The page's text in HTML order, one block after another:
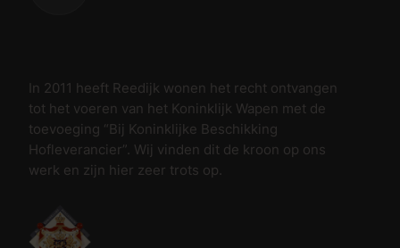
In 2011 heeft Reedijk wonen het recht ontvangen
tot het voeren van het Koninklijk Wapen met de
toevoeging “Bij Koninklijke Beschikking
Hofleverancier”. Wij vinden dit de kroon op ons
werk en zijn hier zeer trots op.